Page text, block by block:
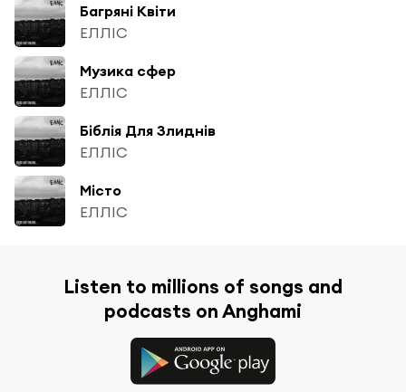
Багряні Квіти
ЕЛЛІС
Музика сфер
ЕЛЛІС
Біблія Для Злиднів
ЕЛЛІС
Місто
ЕЛЛІС
Listen to millions of songs and
podcasts on Anghami